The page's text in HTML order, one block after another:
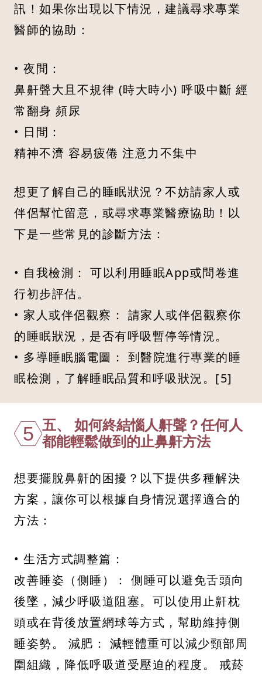
訊！如果你出現以下情況，建議尋求專業
醫師的協助：
• 夜間：
鼻鼾聲大且不規律 (時大時小) 呼吸中斷 經
常翻身 頻尿
• 日間：
精神不濟 容易疲倦 注意力不集中
想更了解自己的睡眠狀況？不妨請家人或
伴侶幫忙留意，或尋求專業醫療協助！以
下是一些常見的診斷方法：
• 自我檢測： 可以利用睡眠App或問卷進
行初步評估。
• 家人或伴侶觀察： 請家人或伴侶觀察你
的睡眠狀況，是否有呼吸暫停等情況。
• 多導睡眠腦電圖： 到醫院進行專業的睡
眠檢測，了解睡眠品質和呼吸狀況。[5]
5 五、 如何終結惱人鼾聲？任何人
都能輕鬆做到的止鼻鼾方法
想要擺脫鼻鼾的困擾？以下提供多種解決
方案，讓你可以根據自身情況選擇適合的
方法：
• 生活方式調整篇：
改善睡姿（側睡）： 側睡可以避免舌頭向
後墜，減少呼吸道阻塞。可以使用止鼾枕
頭或在背後放置網球等方式，幫助維持側
睡姿勢。 減肥： 減輕體重可以減少頸部周
圍組織，降低呼吸道受壓迫的程度。 戒菸